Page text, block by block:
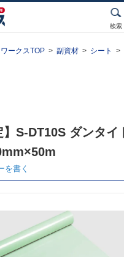
検索
ークスTOP 副資材 シート
】S-DT10S ダンタイ
を書く